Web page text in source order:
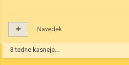
Navedek
3 tedne kasneje...